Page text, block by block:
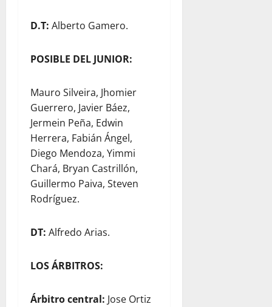
D.T: Alberto Gamero.
POSIBLE DEL JUNIOR:
Mauro Silveira, Jhomier
Guerrero, Javier Báez,
Jermein Peña, Edwin
Herrera, Fabián Ángel,
Diego Mendoza, Yimmi
Chará, Bryan Castrillón,
Guillermo Paiva, Steven
Rodríguez.
DT: Alfredo Arias.
LOS ÁRBITROS:
Árbitro central: Jose Ortiz